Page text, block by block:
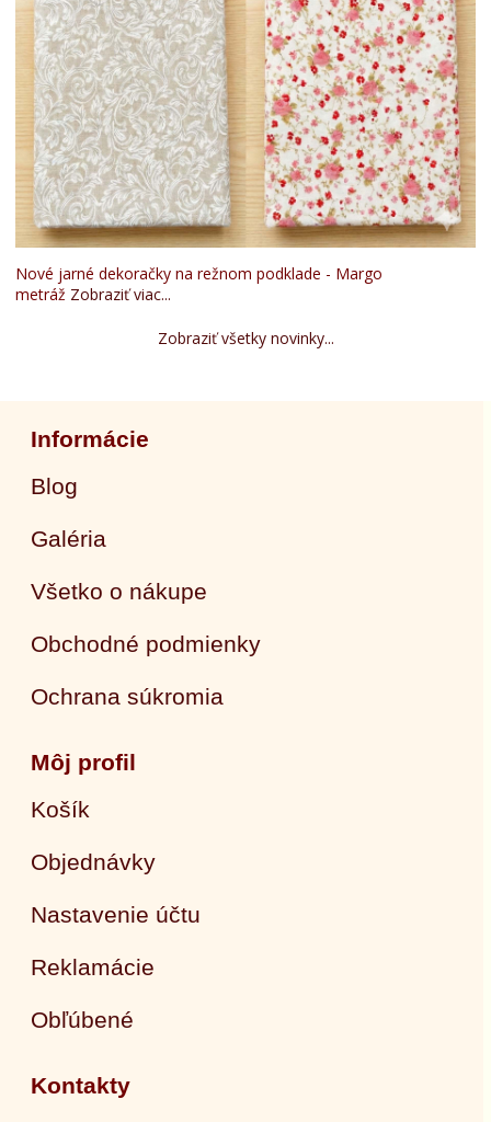
Nové jarné dekoračky na režnom podklade - Margo
metráž Zobraziť viac...
Zobraziť všetky novinky...
Informácie
Blog
Galéria
Všetko o nákupe
Obchodné podmienky
Ochrana súkromia
Môj profil
Košík
Objednávky
Nastavenie účtu
Reklamácie
Obľúbené
Kontakty